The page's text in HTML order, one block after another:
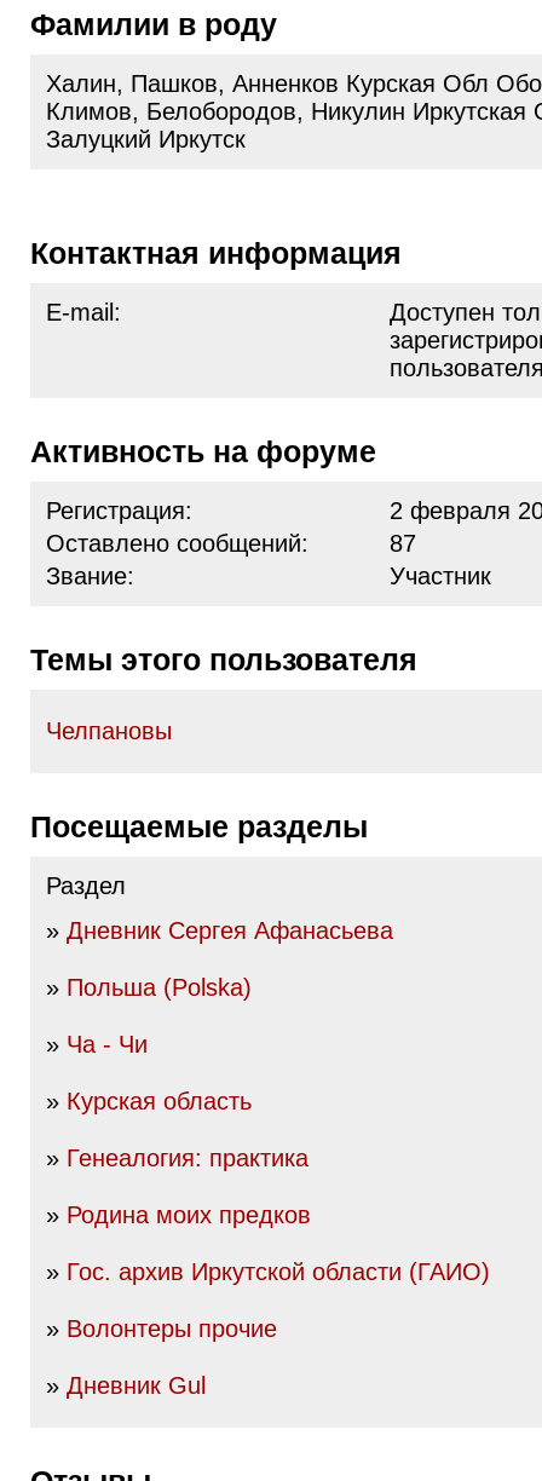
Фамилии в роду
Халин, Пашков, Анненков Курская Обл
Климов, Белобородов, Никулин Иркутская
Залуцкий Иркутск
Контактная информация
E-mail:
Доступен
Активность на форуме
Регистрация:
2 февраля
Оставлено сообщений:
87
Звание:
Участник
Темы этого пользователя
Челпановы
Посещаемые разделы
Раздел
» Дневник Сергея Афанасьева
» Польша (Polska)
» Ча - Чи
» Курская область
» Генеалогия: практика
» Родина моих предков
» Гос. архив Иркутской области (ГАИО)
» Волонтеры прочие
» Дневник Gul